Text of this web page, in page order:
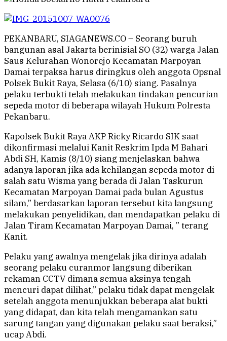
PEKANBARU, SIAGANEWS.CO – Seorang buruh
bangunan asal Jakarta berinisial SO (32) warga Jalan
Saus Kelurahan Wonorejo Kecamatan Marpoyan
Damai terpaksa harus diringkus oleh anggota Opsnal
Polsek Bukit Raya, Selasa (6/10) siang. Pasalnya
pelaku terbukti telah melakukan tindakan pencurian
sepeda motor di beberapa wilayah Hukum Polresta
Pekanbaru.
Kapolsek Bukit Raya AKP Ricky Ricardo SIK saat
dikonfirmasi melalui Kanit Reskrim Ipda M Bahari
Abdi SH, Kamis (8/10) siang menjelaskan bahwa
adanya laporan jika ada kehilangan sepeda motor di
salah satu Wisma yang berada di Jalan Taskurun
Kecamatan Marpoyan Damai pada bulan Agustus
silam,” berdasarkan laporan tersebut kita langsung
melakukan penyelidikan, dan mendapatkan pelaku di
Jalan Tiram Kecamatan Marpoyan Damai, ” terang
Kanit.
Pelaku yang awalnya mengelak jika dirinya adalah
seorang pelaku curanmor langsung diberikan
rekaman CCTV dimana semua aksinya tengah
mencuri dapat dilihat,” pelaku tidak dapat mengelak
setelah anggota menunjukkan beberapa alat bukti
yang didapat, dan kita telah mengamankan satu
sarung tangan yang digunakan pelaku saat beraksi,”
ucap Abdi.